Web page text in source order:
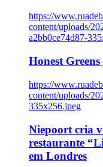
https://
content/uploads/
a2bb0ce74d87-
Honest
https://
content/uploads/
335x256.jpeg
Niepoort cria
restaurante
em Londres